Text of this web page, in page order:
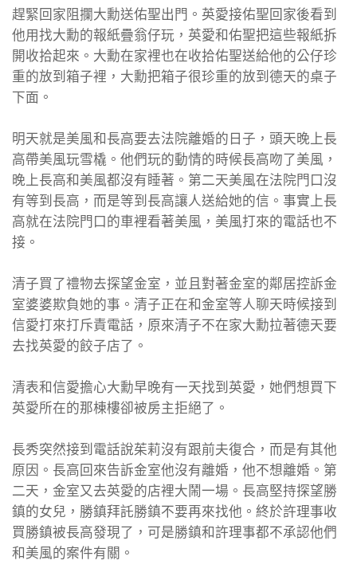
趕緊回家阻攔大勳送佑聖出門。英愛接佑聖回家後看到
他用找大勳的報紙疊翁仔玩，英愛和佑聖把這些報紙拆
開收拾起來。大勳在家裡也在收拾佑聖送給他的公仔珍
重的放到箱子裡，大勳把箱子很珍重的放到德天的桌子
下面。
明天就是美風和長高要去法院離婚的日子，頭天晚上長
高帶美風玩雪橇。他們玩的動情的時候長高吻了美風，
晚上長高和美風都沒有睡著。第二天美風在法院門口沒
有等到長高，而是等到長高讓人送給她的信。事實上長
高就在法院門口的車裡看著美風，美風打來的電話也不
接。
清子買了禮物去探望金室，並且對著金室的鄰居控訴金
室婆婆欺負她的事。清子正在和金室等人聊天時候接到
信愛打來打斥責電話，原來清子不在家大勳拉著德天要
去找英愛的餃子店了。
清表和信愛擔心大勳早晚有一天找到英愛，她們想買下
英愛所在的那棟樓卻被房主拒絕了。
長秀突然接到電話說茱莉沒有跟前夫復合，而是有其他
原因。長高回來告訴金室他沒有離婚，他不想離婚。第
二天，金室又去英愛的店裡大鬧一場。長高堅持探望勝
鎮的女兒，勝鎮拜託勝鎮不要再來找他。終於許理事收
買勝鎮被長高發現了，可是勝鎮和許理事都不承認他們
和美風的案件有關。